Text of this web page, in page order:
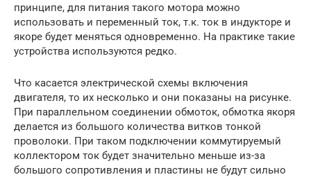
принципе, для питания такого мотора можно
использовать и переменный ток, т.к. ток в индукторе и
якоре будет меняться одновременно. На практике такие
устройства используются редко.
Что касается электрической схемы включения
двигателя, то их несколько и они показаны на рисунке.
При параллельном соединении обмоток, обмотка якоря
делается из большого количества витков тонкой
проволоки. При таком подключении коммутируемый
коллектором ток будет значительно меньше из-за
большого сопротивления и пластины не будут сильно